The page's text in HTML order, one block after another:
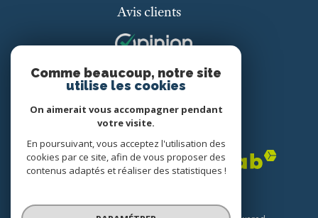
Avis clients
Adhérents
Comme beaucoup, notre site
utilise les cookies
On aimerait vous accompagner pendant
votre visite.
En poursuivant, vous acceptez l'utilisation des
cookies par ce site, afin de vous proposer des
contenus adaptés et réaliser des statistiques !